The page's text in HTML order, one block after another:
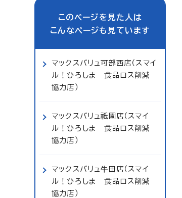
このページを見た人は
こんなページも見ています
マックスバリュ可部西店（スマイ
ル！ひろしま 食品ロス削減
協力店）
マックスバリュ祇園店（スマイ
ル！ひろしま 食品ロス削減
協力店）
マックスバリュ牛田店（スマイ
ル！ひろしま 食品ロス削減
協力店）